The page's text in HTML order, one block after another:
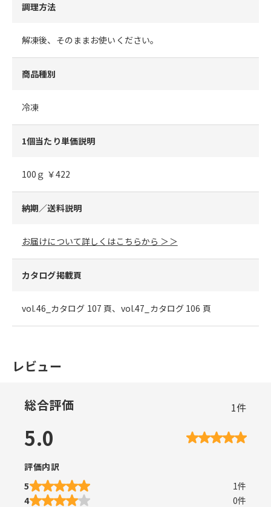
調理方法
解凍後、そのままお使いください。
商品種別
冷凍
1個当たり単価説明
100ｇ ￥422
納期／送料説明
お届けについて詳しくはこちらから ＞＞
カタログ掲載頁
vol.46_カタログ 107 頁、vol.47_カタログ 106 頁
レビュー
総合評価 1件
5.0
評価内訳
5
1件
4
0件